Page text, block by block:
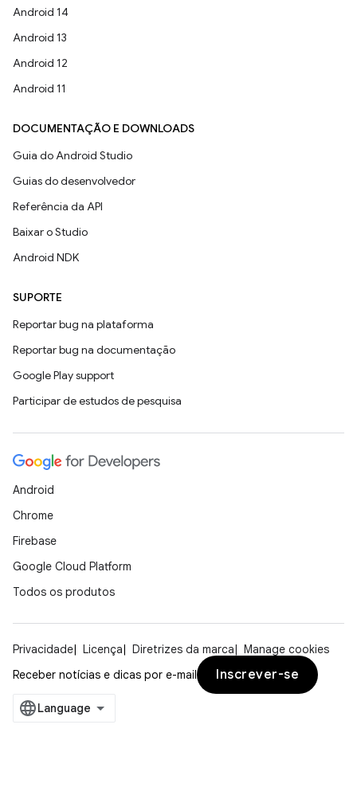
Android 14
Android 13
Android 12
Android 11
DOCUMENTAÇÃO E DOWNLOADS
Guia do Android Studio
Guias do desenvolvedor
Referência da API
Baixar o Studio
Android NDK
SUPORTE
Reportar bug na plataforma
Reportar bug na documentação
Google Play support
Participar de estudos de pesquisa
Android
Chrome
Firebase
Google Cloud Platform
Todos os produtos
Privacidade Licença Diretrizes da marca
Manage cookies
Receber notícias e dicas por e-mail
Inscrever-se